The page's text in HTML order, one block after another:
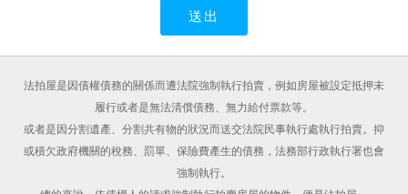
法拍屋是因債權債務的關係而遭法院強制執行拍賣，例如房屋被設定抵押未
履行或者是無法清償債務、無力給付票款等。
或者是因分割遺產、分割共有物的狀況而送交法院民事執行處執行拍賣。抑
或積欠政府機關的稅務、罰單、保險費產生的債務，法務部行政執行署也會
強制執行。